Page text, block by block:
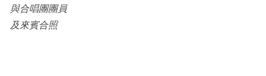
與合唱團團員
及來賓合照